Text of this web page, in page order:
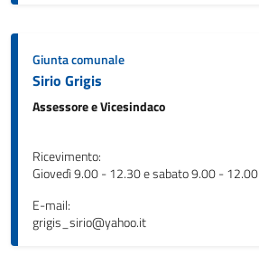
Giunta comunale
Sirio Grigis
Assessore e Vicesindaco
Ricevimento:
Giovedì 9.00 - 12.30 e sabato 9.00 - 12.00
E-mail:
grigis_sirio@yahoo.it